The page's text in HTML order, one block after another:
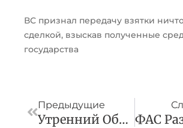
ВС признал передачу взятки
сделкой, взыскав полученные
государства
Предыдущие
Утренний Обзор За 4 Марта